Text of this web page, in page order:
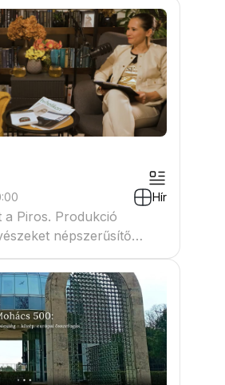
Hír
a Piros. Produkció
népszerűsítő